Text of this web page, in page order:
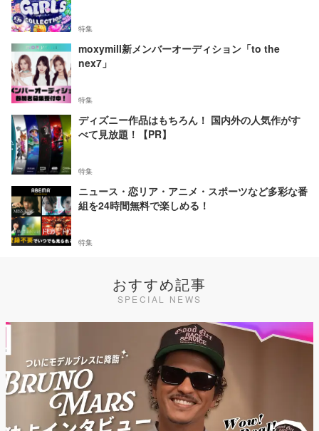
特集
moxymill新メンバーオーディション「to the
nex7」
特集
ディズニー作品はもちろん！ 国内外の人気作がす
べて見放題！【PR】
特集
ニュース・恋リア・アニメ・スポーツなど多彩な番
組を24時間無料で楽しめる！
特集
おすすめ記事
SPECIAL NEWS